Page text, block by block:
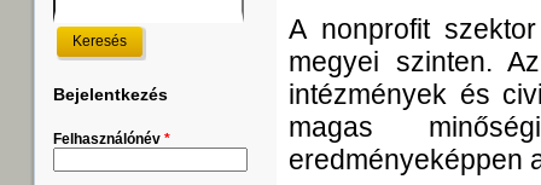
Keresés űrlap
Bejelentkezés
Felhasználónév *
A nonprofit
megyei szinten.
intézmények és
magas
eredményeképpen